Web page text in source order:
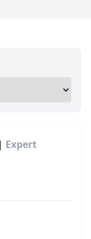
Expert